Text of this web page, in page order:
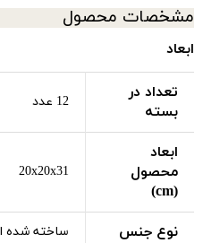
مشخصات محصول
ابعاد
تعداد در
بسته
12 عدد
ابعاد
محصول
(cm)
20x20x31
نوع جنس ساخته شده